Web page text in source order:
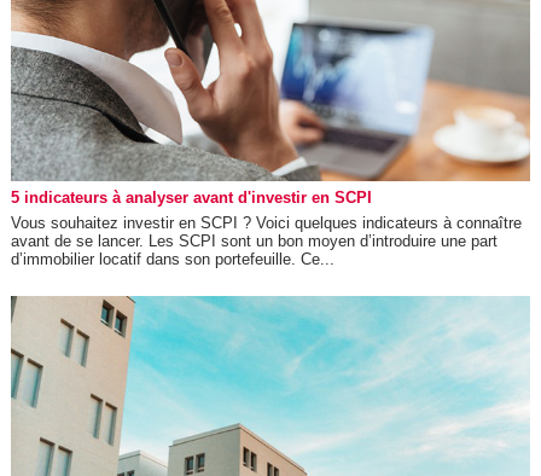
5 indicateurs à analyser avant d'investir en SCPI
Vous souhaitez investir en SCPI ? Voici quelques indicateurs à connaître
avant de se lancer. Les SCPI sont un bon moyen d’introduire une part
d’immobilier locatif dans son portefeuille. Ce...